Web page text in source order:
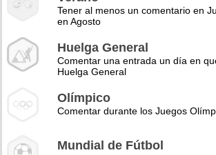
Tener al menos un comentario en
en Agosto
Huelga General
Comentar una entrada un día en
Huelga General
Olímpico
Comentar durante los Juegos
Mundial de Fútbol